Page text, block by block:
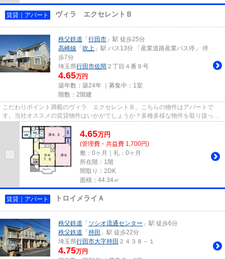
賃貸｜アパート ヴィラ エクセレントＢ
秩父鉄道 「 行田市 」駅 徒歩25分
高崎線 「 吹上 」駅 バス13分 「産業道路産業バス停」 停
歩7分
埼玉県行田市佐間 ２丁目４番９号
4.65万円
築年数：築24年 ｜募集中： 1室
階数：2階建
こだわりポイント満載のヴィラ エクセレントＢ。こちらの物件はアパートで
す。当社オススメの賃貸物件はいかがでしょうか？多種多様な物件を取り扱って
おり、利便性の高い物件をご紹...
4.65万円
(管理費・共益費 1,700円)
敷：0ヶ月｜礼：0ヶ月
所在階：1階
間取り：2DK
面積：44.34㎡
賃貸｜アパート トロイメライＡ
秩父鉄道 「 ソシオ流通センター 」駅 徒歩6分
秩父鉄道 「 持田 」駅 徒歩22分
埼玉県行田市大字持田 ２４３８－１
4.75万円